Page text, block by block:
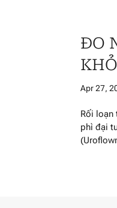
ĐO
Apr 27,
Rối loạn
phì đại